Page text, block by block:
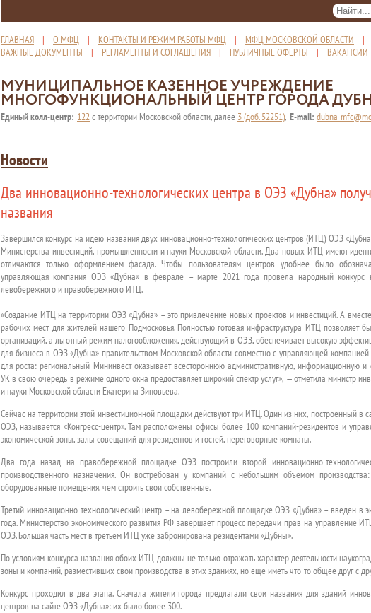
ГЛАВНАЯ | О МФЦ | КОНТАКТЫ И РЕЖИМ РАБОТЫ МФЦ | МФЦ МОСКОВСКОЙ ОБЛАСТИ |
ВАЖНЫЕ ДОКУМЕНТЫ | РЕГЛАМЕНТЫ И СОГЛАШЕНИЯ | ПУБЛИЧНЫЕ ОФЕРТЫ | ВАКАНСИИ
МУНИЦИПАЛЬНОЕ КАЗЕННОЕ УЧРЕЖДЕНИЕ
МНОГОФУНКЦИОНАЛЬНЫЙ ЦЕНТР ГОРОДА
Единый колл-центр: 122с территории Московской области, далее 3 (доб. 52251), E-mail: dubna-
Новости
Два инновационно-технологических центра в ОЭЗ «Дубна»
названия
Завершился конкурс на идею названия двух инновационно-технологических центров (ИТЦ) ОЭЗ
Министерства инвестиций, промышленности и науки Московской области. Два новых ИТЦ имеют
отличаются только оформлением фасада. Чтобы пользователям центров удобнее было
управляющая компания ОЭЗ «Дубна» в феврале – марте 2021 года провела народный конкурс
левобережного и правобережного ИТЦ.
«Создание ИТЦ на территории ОЭЗ «Дубна» – это привлечение новых проектов и инвестиций. А
рабочих мест для жителей нашего Подмосковья. Полностью готовая инфраструктура ИТЦ позволяет
организаций, а льготный режим налогообложения, действующий в ОЭЗ, обеспечивает высокую
для бизнеса в ОЭЗ «Дубна» правительством Московской области совместно с управляющей
для роста: региональный Мининвест оказывает всестороннюю административную, информационную
УК в свою очередь в режиме одного окна предоставляет широкий спектр услуг», — отметила министр
и науки Московской области Екатерина Зиновьева.
Сейчас на территории этой инвестиционной площадки действуют три ИТЦ. Один из них, построенный в
ОЭЗ, называется «Конгресс-центр». Там расположены офисы более 100 компаний-резидентов и
экономической зоны, залы совещаний для резидентов и гостей, переговорные комнаты.
Два года назад на правобережной площадке ОЭЗ построили второй инновационно-
производственного назначения. Он востребован у компаний с небольшим объемом
оборудованные помещения, чем строить свои собственные.
Третий инновационно-технологический центр – на левобережной площадке ОЭЗ «Дубна» – введен в
года. Министерство экономического развития РФ завершает процесс передачи прав на управление
ОЭЗ. Большая часть мест в третьем ИТЦ уже забронирована резидентами «Дубны».
По условиям конкурса названия обоих ИТЦ должны не только отражать характер деятельности
зоны и компаний, разместивших свои производства в этих зданиях, но еще иметь что-то общее друг с
Конкурс проходил в два этапа. Сначала жители города предлагали свои названия для зданий
центров на сайте ОЭЗ «Дубна»: их было более 300.